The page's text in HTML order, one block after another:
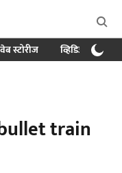
वेब स्टोरीज व्हिडिओ
train